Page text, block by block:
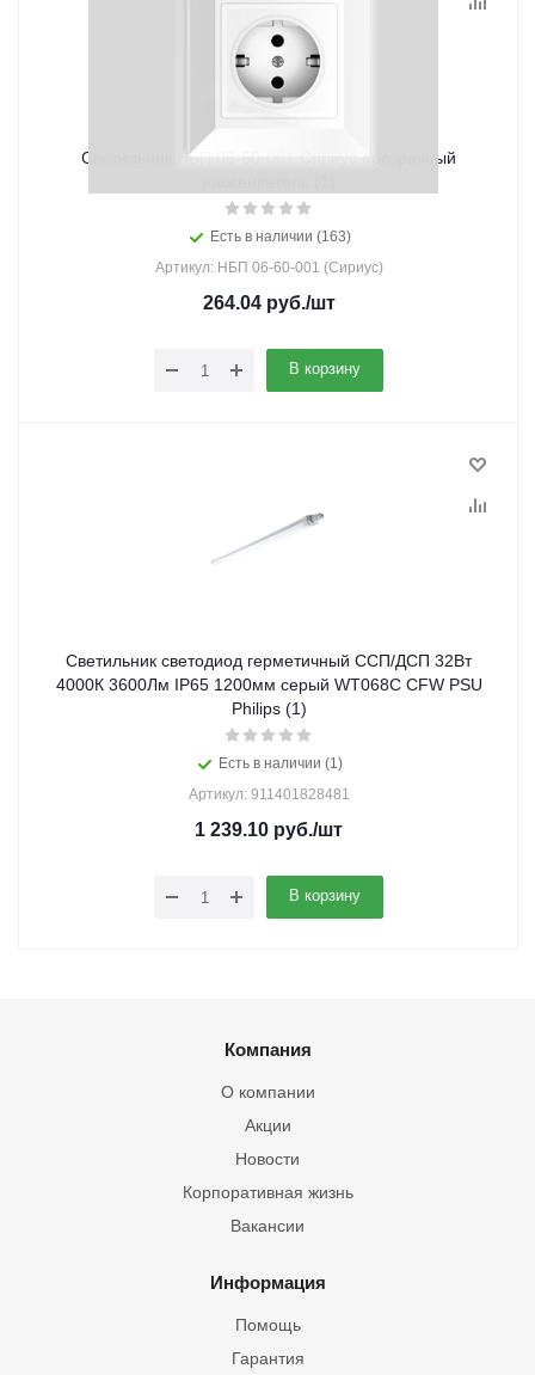
Светильник НБП 06-60-001 Сириус прозрачный
Есть в наличии (163)
Артикул: НБП 06-60-001 (Сириус)
264.04руб./шт
В корзину
Светильник светодиод герметичный ССП/ДСП 32Вт
4000К 3600Лм IP65 1200мм серый WT068C CFW PSU
Philips (1)
Есть в наличии (1)
Артикул: 911401828481
1 239.10 руб./шт
В корзину
Компания
О компании
Акции
Новости
Корпоративная жизнь
Вакансии
Информация
Помощь
Гарантия